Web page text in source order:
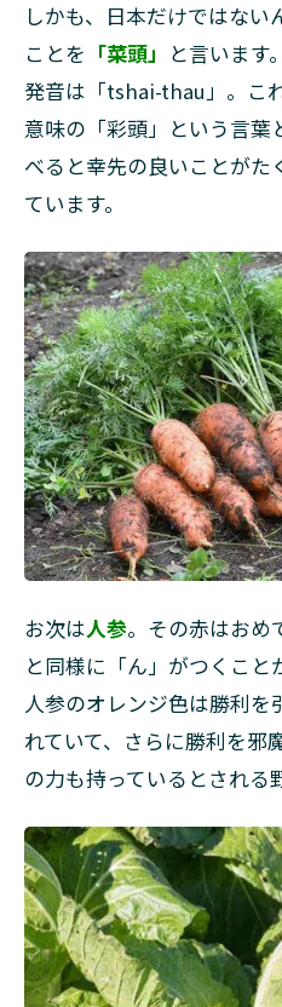
しかも、日本だけではな
ことを 「菜頭」 と言います。
発音は「tshai-thau」。こ
意味の「彩頭」という言
べると幸先の良いことが
ています。
お次は人参。その赤はおめ
と同様に「ん」がつくこと
人参のオレンジ色は勝利を
れていて、さらに勝利を邪
の力も持っているとされる